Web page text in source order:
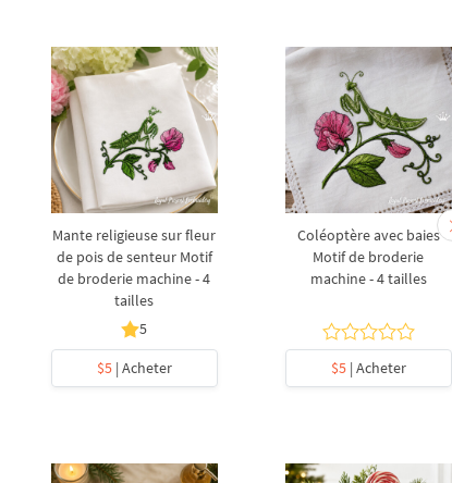
Mante religieuse sur fleur
de pois de senteur Motif
de broderie machine - 4
tailles
5
$5| Acheter
Coléoptère avec baies
Motif de broderie
machine - 4 tailles
$5| Acheter